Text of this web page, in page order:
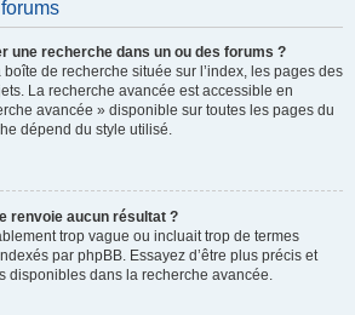
une recherche dans un ou des forums ?
de recherche située sur l’index, les pages des
La recherche avancée est accessible en
avancée » disponible sur toutes les pages du
dépend du style utilisé.
renvoie aucun résultat ?
trop vague ou incluait trop de termes
par phpBB. Essayez d’être plus précis et
disponibles dans la recherche avancée.